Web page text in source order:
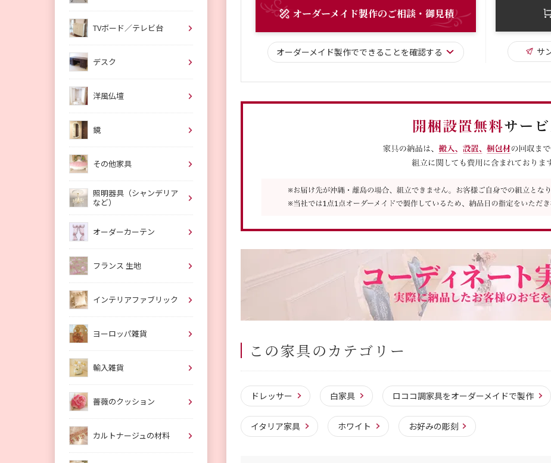
オーダーメイド製作のご相談・御見積
オーダーメイド製作でできることを確認する サ
この家具のカテゴリー
ドレッサー 白家具 ロココ調家具をオーダーメイドで製作
イタリア家具 ホワイト お好みの彫刻
TVボード／テレビ台
デスク
洋風仏壇
鏡
その他家具
照明器具（シャンデリア
など）
オーダーカーテン
フランス 生地
インテリアファブリック
ヨーロッパ雑貨
輸入雑貨
薔薇のクッション
カルトナージュの材料